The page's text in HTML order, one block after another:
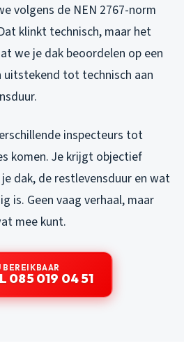
volgens de NEN 2767-norm
klinkt technisch, maar het
we je dak beoordelen op een
uitstekend tot technisch aan
inspecteurs tot
komen. Je krijgt objectief
dak, de restlevensduur en wat
is. Geen vaag verhaal, maar
mee kunt.
BEREIKBAAR
085 019 04 51